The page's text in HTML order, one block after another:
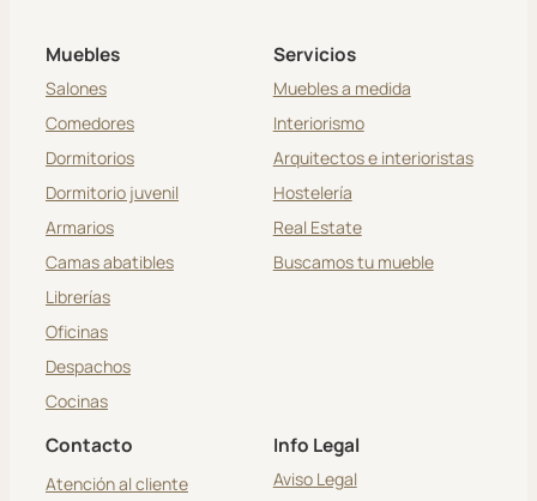
Muebles
Salones
Comedores
Dormitorios
Dormitorio juvenil
Armarios
Camas abatibles
Librerías
Oficinas
Despachos
Cocinas
Servicios
Muebles a medida
Interiorismo
Arquitectos e interioristas
Hostelería
Real Estate
Buscamos tu mueble
Contacto
Atención al cliente
Info Legal
Aviso Legal